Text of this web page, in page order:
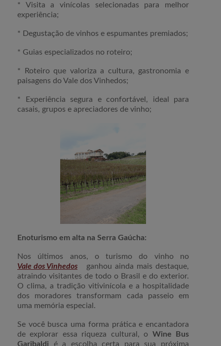
* Visita a vinícolas selecionadas para melhor
experiência;
* Degustação de vinhos e espumantes premiados;
* Guias especializados no roteiro;
* Roteiro que valoriza a cultura, gastronomia e
paisagens do Vale dos Vinhedos;
* Experiência segura e confortável, ideal para
casais, grupos e apreciadores de vinho;
Enoturismo em alta na Serra Gaúcha:
Nos últimos anos, o turismo do vinho no
Vale dos Vinhedos ganhou ainda mais destaque,
atraindo visitantes de todo o Brasil e do exterior.
O clima, a tradição vitivinícola e a hospitalidade
dos moradores transformam cada passeio em
uma memória especial.
Se você busca uma forma prática e encantadora
de explorar essa riqueza cultural, o Wine Bus
Garibaldi é a escolha certa para sua próxima